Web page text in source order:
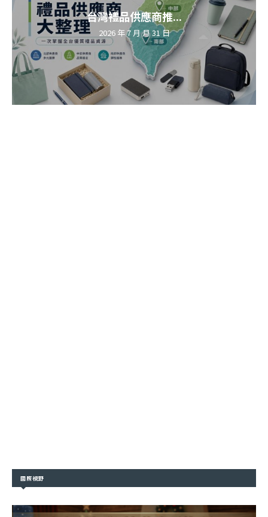
台灣禮品供應商推...
2026 年 7 月 月 31 日
國際視野